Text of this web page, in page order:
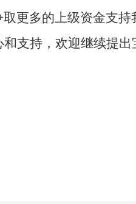
更多的上级资金支持
支持，欢迎继续提出